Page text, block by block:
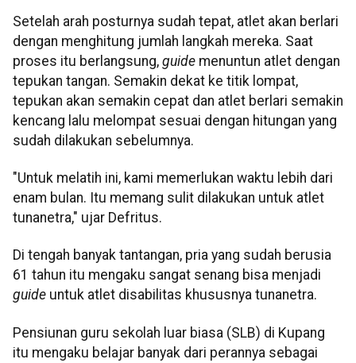
Setelah arah posturnya sudah tepat, atlet akan berlari
dengan menghitung jumlah langkah mereka. Saat
proses itu berlangsung, guide menuntun atlet dengan
tepukan tangan. Semakin dekat ke titik lompat,
tepukan akan semakin cepat dan atlet berlari semakin
kencang lalu melompat sesuai dengan hitungan yang
sudah dilakukan sebelumnya.
"Untuk melatih ini, kami memerlukan waktu lebih dari
enam bulan. Itu memang sulit dilakukan untuk atlet
tunanetra," ujar Defritus.
Di tengah banyak tantangan, pria yang sudah berusia
61 tahun itu mengaku sangat senang bisa menjadi
guide untuk atlet disabilitas khususnya tunanetra.
Pensiunan guru sekolah luar biasa (SLB) di Kupang
itu mengaku belajar banyak dari perannya sebagai